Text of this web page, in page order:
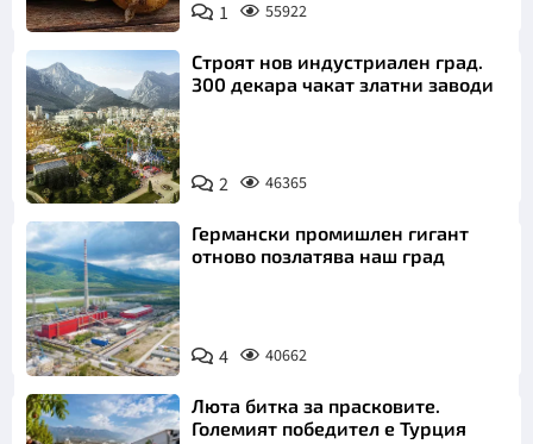
Пиксабей
1 55922
Строят нов индустриален град.
300 декара чакат златни заводи
2 46365
Германски промишлен гигант
отново позлатява наш град
4 40662
Люта битка за прасковите.
Големият победител е Турция